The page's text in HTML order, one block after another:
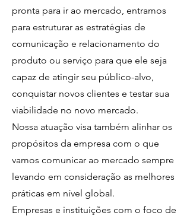
pronta para ir ao mercado, entramos
para estruturar as estratégias de
comunicação e relacionamento do
produto ou serviço para que ele seja
capaz de atingir seu público-alvo,
conquistar novos clientes e testar sua
viabilidade no novo mercado.
Nossa atuação visa também alinhar os
propósitos da empresa com o que
vamos comunicar ao mercado sempre
levando em consideração as melhores
práticas em nível global.
Empresas e instituições com o foco de